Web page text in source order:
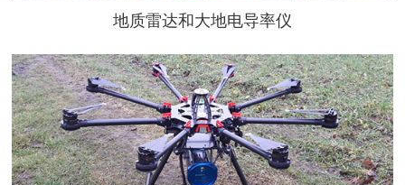
地质雷达和大地电导率仪